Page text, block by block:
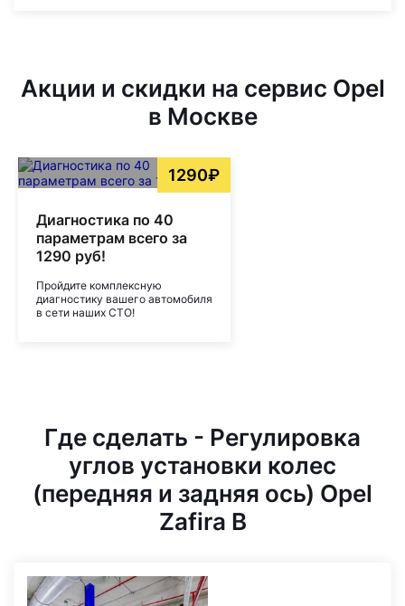
Акции и скидки на сервис Opel
в Москве
1290₽
Диагностика по 40
параметрам всего за
1290 руб!
Пройдите комплексную
диагностику вашего автомобиля
в сети наших СТО!
Где сделать - Регулировка
углов установки колес
(передняя и задняя ось) Opel
Zafira B